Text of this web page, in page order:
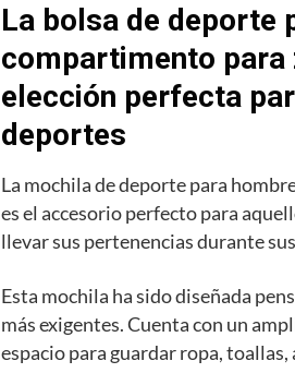
La bolsa de deporte
compartimento para
elección perfecta
deportes
La mochila de deporte para
es el accesorio perfecto para
llevar sus pertenencias durante
Esta mochila ha sido diseñada
más exigentes. Cuenta con un
espacio para guardar ropa,